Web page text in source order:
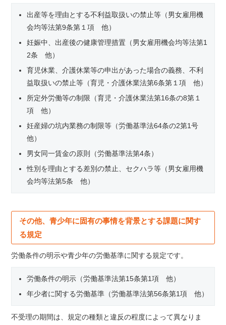
出産等を理由とする不利益取扱いの禁止等（男女雇用機
会均等法第9条第１項 他）
妊娠中、出産後の健康管理措置（男女雇用機会均等法第1
2条 他）
育児休業、介護休業等の申出があった場合の義務、不利
益取扱いの禁止等（育児・介護休業法第6条第１項 他）
所定外労働等の制限（育児・介護休業法第16条の8第１
項 他）
妊産婦の坑内業務の制限等（労働基準法64条の2第1号
他）
男女同一賃金の原則（労働基準法第4条）
性別を理由とする差別の禁止、セクハラ等（男女雇用機
会均等法第5条 他）
その他、青少年に固有の事情を背景とする課題に関す
る規定
労働条件の明示や青少年の労働基準に関する規定です。
労働条件の明示（労働基準法第15条第1項 他）
年少者に関する労働基準（労働基準法第56条第1項 他）
不受理の期間は、規定の種類と違反の程度によって異なりま